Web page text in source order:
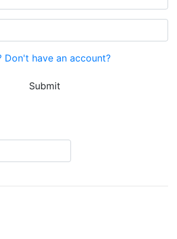
Don't have an account?
Submit